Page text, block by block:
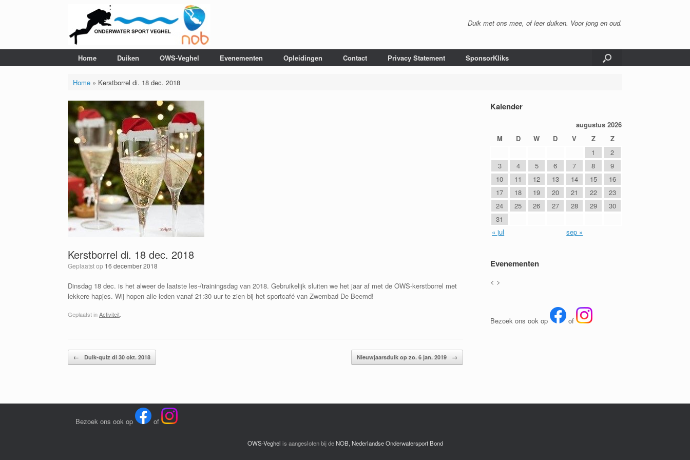
Duik met ons mee, of leer duiken. Voor jong en oud.
Home Duiken OWS-Veghel Evenementen Opleidingen Contact Privacy Statement SponsorKliks
Home» Kerstborrel di. 18 dec. 2018
Kerstborrel di. 18 dec. 2018
Geplaatst op 16 december 2018
Dinsdag 18 dec. is het alweer de laatste les-/trainingsdag van 2018. Gebruikelijk sluiten we het jaar af met de OWS-kerstborrel met
lekkere hapjes. Wij hopen alle leden vanaf 21:30 uur te zien bij het sportcafé van Zwembad De Beemd!
Geplaatst inActiviteit
Bericht navigatie
← Duik-quiz di 30 okt. 2018 Nieuwjaarsduik op zo. 6 jan. 2019 →
Kalender
augustus 2026
M
D W D V Z
Z
1
2
3
4 5 6 7 8
9
10
11 12 13 14 15
16
17
18 19 20 21 22
23
24
25 26 27 28 29
30
31
« jul
sep »
Evenementen
< >
Bezoek ons ook op of
Bezoek ons ook op of
OWS-Veghel is aangesloten bij deNOB, Nederlandse Onderwatersport Bond